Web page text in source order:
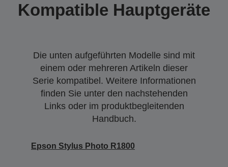
Kompatible Hauptgeräte
Die unten aufgeführten Modelle sind mit
einem oder mehreren Artikeln dieser
Serie kompatibel. Weitere Informationen
finden Sie unter den nachstehenden
Links oder im produktbegleitenden
Handbuch.
Epson Stylus Photo R1800